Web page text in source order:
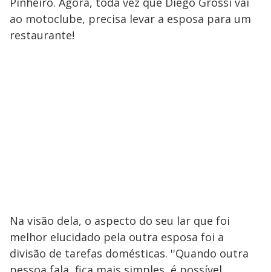
ao motoclube, precisa levar a esposa para um
restaurante!
Na visão dela, o aspecto do seu lar que foi
melhor elucidado pela outra esposa foi a
divisão de tarefas domésticas. ''Quando outra